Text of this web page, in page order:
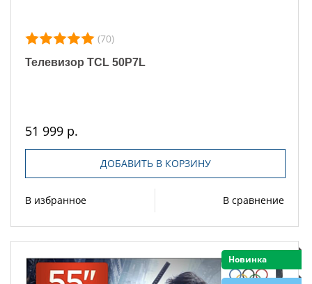
(70)
Телевизор TCL 50P7L
51 999 р.
ДОБАВИТЬ В КОРЗИНУ
В избранное В сравнение
Новинка